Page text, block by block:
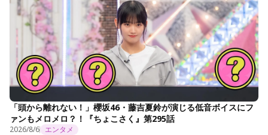
「頭から離れない！」櫻坂46・藤吉夏鈴が演じる低音ボイスにフ
ァンもメロメロ？！『ちょこさく』第295話
2026/8/6 エンタメ